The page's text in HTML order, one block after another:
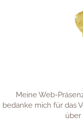
Meine Web-
bedanke mich für das
über
Your message: